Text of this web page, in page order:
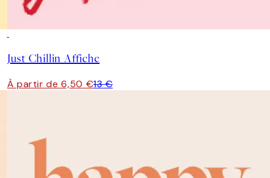
Just Chillin Affiche
À partir de 6,50 €13 €